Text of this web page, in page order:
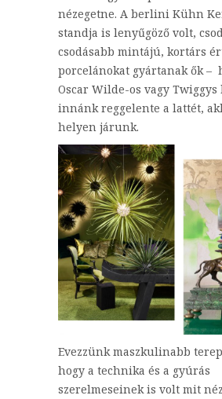
nézegetne. A berlini Kühn
standja is lenyűgöző volt,
csodásabb mintájú, kortárs
porcelánokat gyártanak ők –
Oscar Wilde-os vagy Twiggys
innánk reggelente a lattét,
helyen járunk.
Evezzünk maszkulinabb
hogy a technika és a gyúrás
szerelmeseinek is volt mit